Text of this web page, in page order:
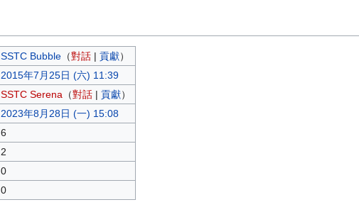
SSTC Bubble（對話| 貢獻）
2015年7月25日 (六) 11:39
SSTC Serena （對話| 貢獻）
2023年8月28日 (一) 15:08
6
2
0
0